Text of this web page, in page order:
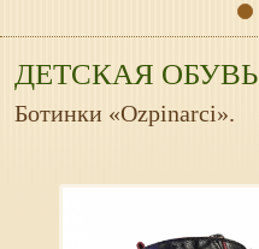
ДЕТСКАЯ ОБУВЬ
Ботинки «Ozpinarci».